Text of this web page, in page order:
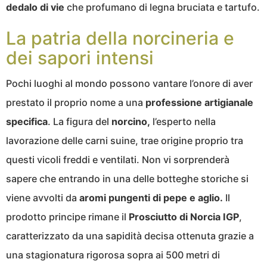
dedalo di vie che profumano di legna bruciata e tartufo.
La patria della norcineria e
dei sapori intensi
Pochi luoghi al mondo possono vantare l’onore di aver
prestato il proprio nome a una professione artigianale
specifica. La figura del norcino, l’esperto nella
lavorazione delle carni suine, trae origine proprio tra
questi vicoli freddi e ventilati. Non vi sorprenderà
sapere che entrando in una delle botteghe storiche si
viene avvolti da aromi pungenti di pepe e aglio. Il
prodotto principe rimane il Prosciutto di Norcia IGP,
caratterizzato da una sapidità decisa ottenuta grazie a
una stagionatura rigorosa sopra ai 500 metri di